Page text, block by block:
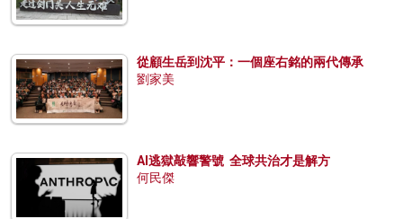
從顧生岳到沈平：一個座右銘的兩代傳承
劉家美
AI逃獄敲響警號 全球共治才是解方
何民傑